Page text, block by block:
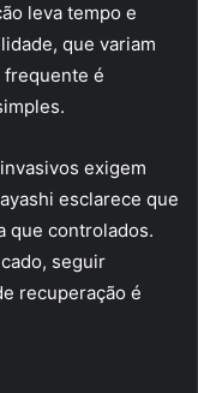
leva tempo e
que variam
frequente é
exigem
esclarece que
que controlados.
seguir
recuperação é